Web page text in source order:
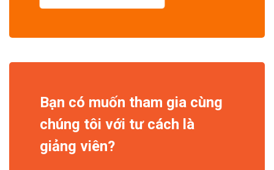
Bạn có muốn tham gia cùng
chúng tôi với tư cách là
giảng viên?